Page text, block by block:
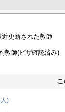
近更新された教師
教師(ビザ確認済み)
)